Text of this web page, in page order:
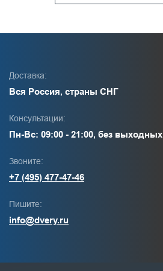
Доставка:
Вся Россия, страны СНГ
Консультации:
Пн-Вс: 09:00 - 21:00, без выходных
Звоните:
+7 (495) 477-47-46
Пишите:
info@dvery.ru